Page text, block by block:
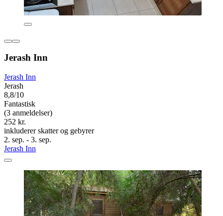
Jerash Inn
Jerash Inn
Jerash
8,8/10
Fantastisk
(3 anmeldelser)
252 kr.
inkluderer skatter og gebyrer
2. sep. - 3. sep.
Jerash Inn